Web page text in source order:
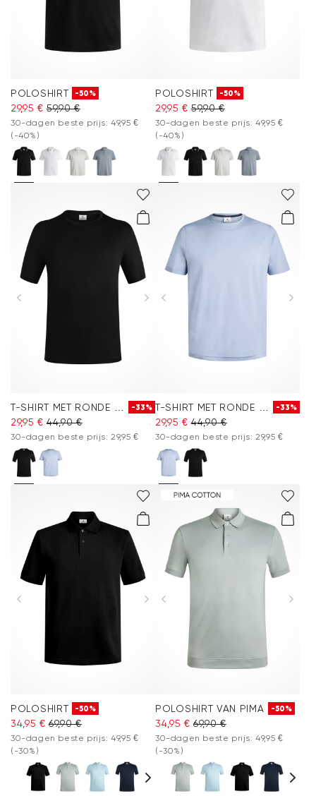
POLOSHIRT -50%
29,95 € 59,90 €
30-dagen beste prijs: 49,95 €
(-40%)
POLOSHIRT -50%
29,95 € 59,90 €
30-dagen beste prijs: 49,95 €
(-40%)
-33%
29,95 € 44,90 €
30-dagen beste prijs: 29,95 €
-33%
29,95 € 44,90 €
30-dagen beste prijs: 29,95 €
POLOSHIRT -50%
34,95 € 69,90 €
30-dagen beste prijs: 49,95 €
(-30%)
POLOSHIRT VAN PIMA -50%
34,95 € 69,90 €
30-dagen beste prijs: 49,95 €
(-30%)